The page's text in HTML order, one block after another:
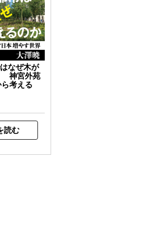
なぜ木が
神宮外苑
考える
読む